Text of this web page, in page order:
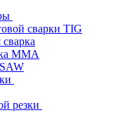
сварки TIG
MMA
резки